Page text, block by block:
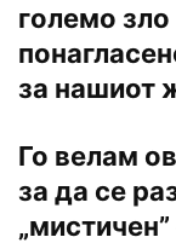
големо зло
за нашиот
Го велам
за да се